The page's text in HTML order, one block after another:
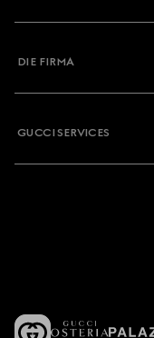
DIE FIRMA
GUCCI SERVICES